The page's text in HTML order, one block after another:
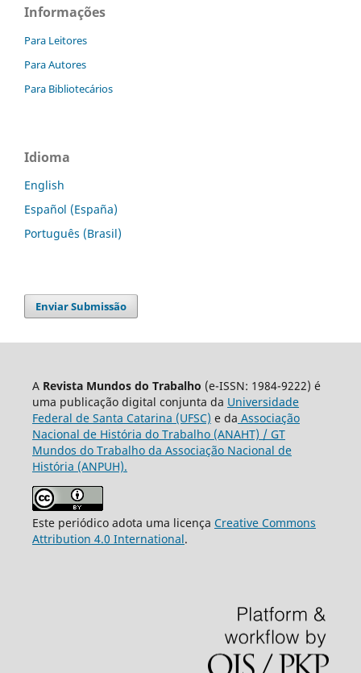
Informações
Para Leitores
Para Autores
Para Bibliotecários
Idioma
English
Español (España)
Português (Brasil)
Enviar Submissão
A Revista Mundos do Trabalho (e-ISSN: 1984-9222) é
uma publicação digital conjunta da Universidade
Federal de Santa Catarina (UFSC) e da Associação
Nacional de História do Trabalho (ANAHT) / GT
Mundos do Trabalho da Associação Nacional de
História (ANPUH).
Este periódico adota uma licença Creative Commons
Attribution 4.0 International.